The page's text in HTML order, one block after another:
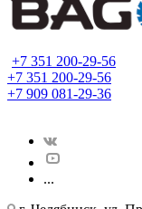
+7 351 200-29-56
+7 351 200-29-56
+7 909 081-29-36
...